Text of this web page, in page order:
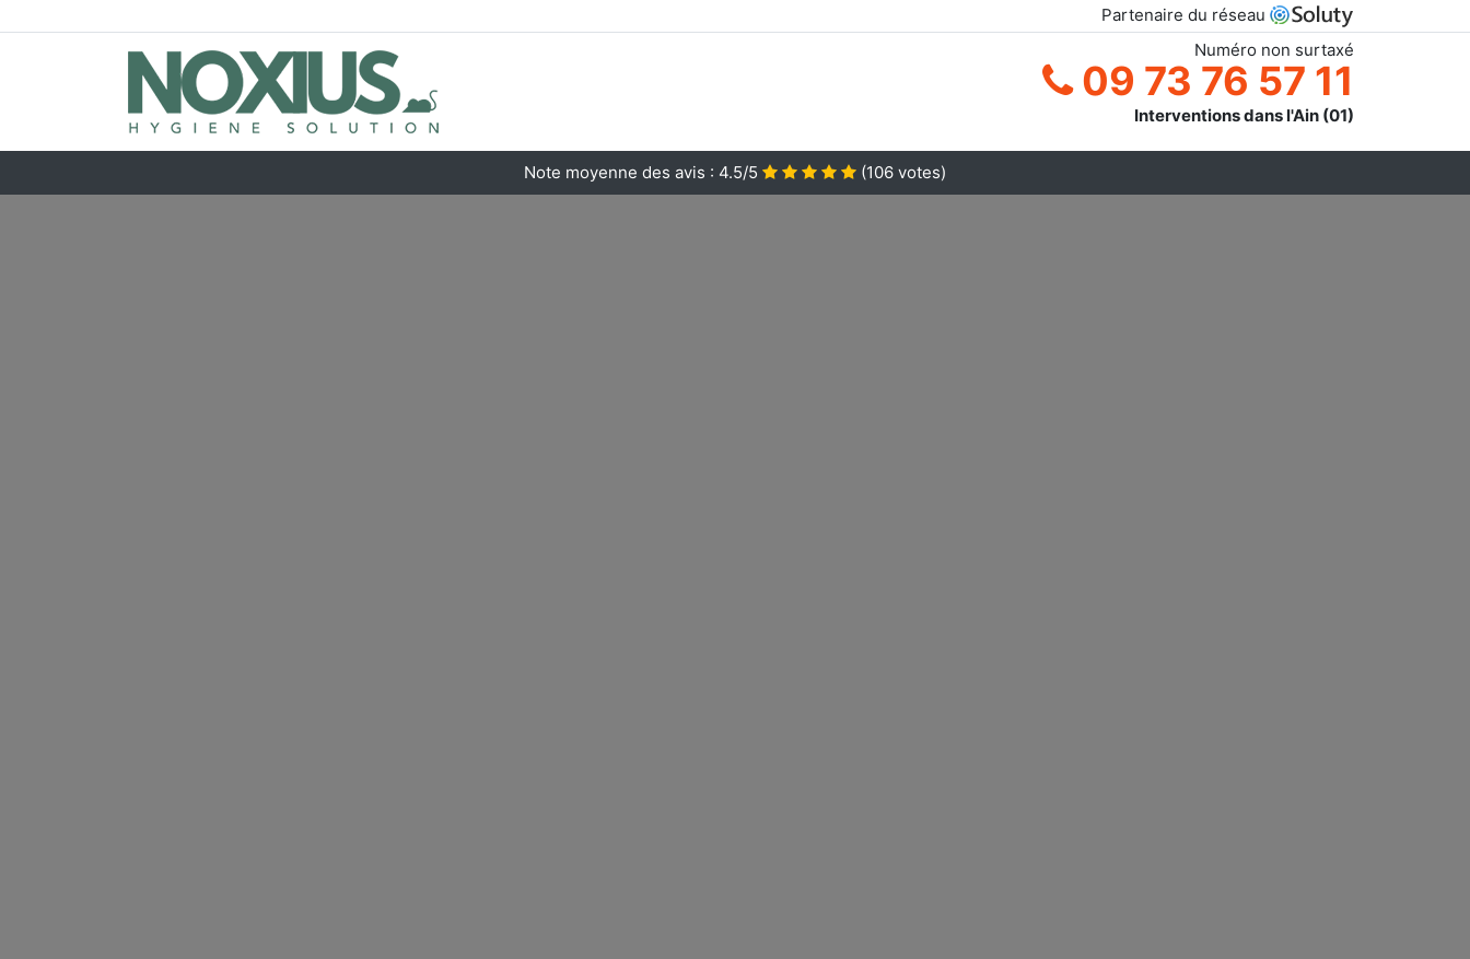
Partenaire du réseau
Numéro non surtaxé
09 73 76 57 11
Interventions dans l'Ain (01)
Note moyenne des avis : 4.5/5 (106 votes)